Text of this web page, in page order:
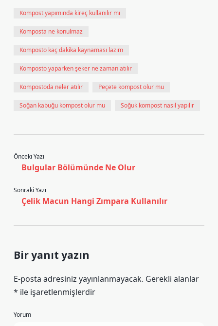
Kompost yapımında kireç kullanılır mı
Komposta ne konulmaz
Komposto kaç dakika kaynaması lazım
Komposto yaparken şeker ne zaman atılır
Kompostoda neler atılır Peçete kompost olur mu
Soğan kabuğu kompost olur mu Soğuk kompost nasıl yapılır
Önceki Yazı
Bulgular Bölümünde Ne Olur
Sonraki Yazı
Çelik Macun Hangi Zımpara Kullanılır
Bir yanıt yazın
E-posta adresiniz yayınlanmayacak. Gerekli alanlar
* ile işaretlenmişlerdir
Yorum